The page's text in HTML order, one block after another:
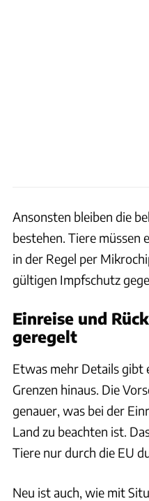
Ansonsten bleiben die
bestehen. Tiere müssen
in der Regel per
gültigen Impfschutz
Einreise und
geregelt
Etwas mehr Details gibt
Grenzen hinaus. Die
genauer, was bei der
Land zu beachten ist.
Tiere nur durch die EU
Neu ist auch, wie mit